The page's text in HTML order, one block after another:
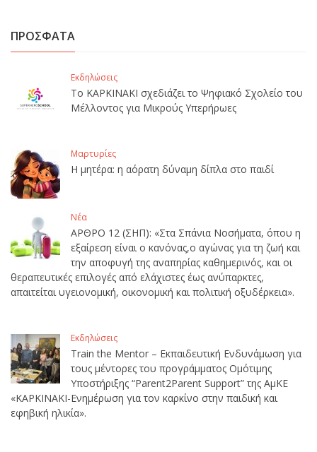
ΠΡΟΣΦΑΤΑ
Εκδηλώσεις
Το ΚΑΡΚΙΝΑΚΙ σχεδιάζει το Ψηφιακό Σχολείο του
Μέλλοντος για Μικρούς Υπερήρωες
Μαρτυρίες
Η μητέρα: η αόρατη δύναμη δίπλα στο παιδί
Νέα
ΑΡΘΡΟ 12 (ΣΗΠ): «Στα Σπάνια Νοσήματα, όπου η
εξαίρεση είναι ο κανόνας,ο αγώνας για τη ζωή και
την αποφυγή της αναπηρίας καθημερινός, και οι
θεραπευτικές επιλογές από ελάχιστες έως ανύπαρκτες,
απαιτείται υγειονομική, οικονομική και πολιτική οξυδέρκεια».
Εκδηλώσεις
Train the Mentor – Εκπαιδευτική Ενδυνάμωση για
τους μέντορες του προγράμματος Ομότιμης
Υποστήριξης “Parent2Parent Support” της ΑμΚΕ
«ΚΑΡΚΙΝΑΚΙ-Ενημέρωση για τον καρκίνο στην παιδική και
εφηβική ηλικία».